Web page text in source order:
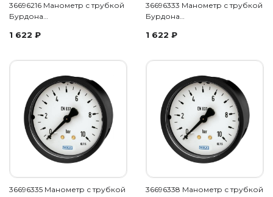
36696216 Манометр с трубкой
Бурдона…
1 622 ₽
36696333 Манометр с трубкой
Бурдона…
1 622 ₽
36696335 Манометр с трубкой
36696338 Манометр с трубкой